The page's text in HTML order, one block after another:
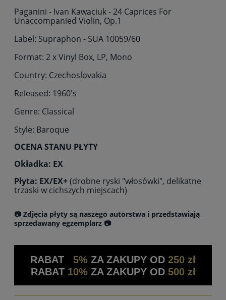
Paganini - Ivan Kawaciuk - 24 Caprices For
Unaccompanied Violin, Op.1
Label: Supraphon - SUA 10059/60
Format: 2 x Vinyl Box, LP, Mono
Country: Czechoslovakia
Released: 1960's
Genre: Classical
Style: Baroque
OCENA STANU PŁYTY
Okładka: EX
Płyta: EX/EX+(drobne ryski "włosówki", delikatne
trzaski w cichszych miejscach)
📷 Zdjęcia płyty są naszego autorstwa i przedstawiają
sprzedawany egzemplarz 📷
RABAT 5% ZA ZAKUPY OD 250 zł
RABAT 10%ZA ZAKUPY OD 500 zł